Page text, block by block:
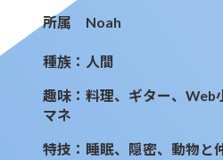
所属 Noah
種族：人間
趣味：料理、ギター、Web
マネ
特技：睡眠、隠密、動物と